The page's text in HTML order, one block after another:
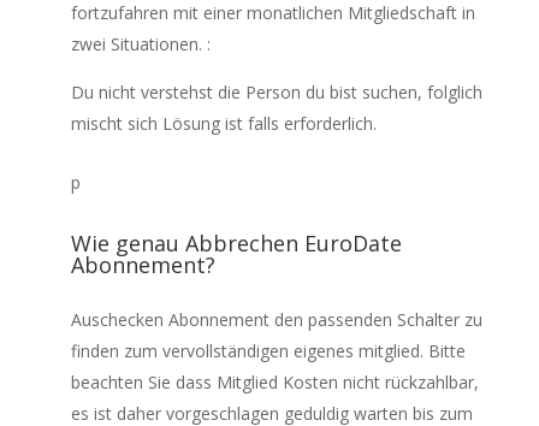
fortzufahren mit einer monatlichen Mitgliedschaft in
zwei Situationen. :
Du nicht verstehst die Person du bist suchen, folglich
mischt sich Lösung ist falls erforderlich.
p
Wie genau Abbrechen EuroDate
Abonnement?
Auschecken Abonnement den passenden Schalter zu
finden zum vervollständigen eigenes mitglied. Bitte
beachten Sie dass Mitglied Kosten nicht rückzahlbar,
es ist daher vorgeschlagen geduldig warten bis zum